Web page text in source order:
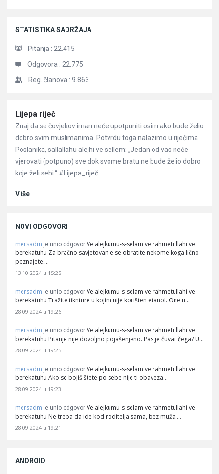
STATISTIKA SADRŽAJA
Pitanja : 22.415
Odgovora : 22.775
Reg. članova : 9.863
Članci
Lijepa riječ
Znaj da se čovjekov iman neće upotpuniti osim ako bude želio
dobro svim muslimanima. Potvrdu toga nalazimo u riječima
Poslanika, sallallahu alejhi ve sellem: „Jedan od vas neće
vjerovati (potpuno) sve dok svome bratu ne bude želio dobro
koje želi sebi.“ #Lijepa_riječ
Više
NOVI ODGOVORI
mersadm je unio odgovor Ve alejkumu-s-selam ve rahmetullahi ve
berekatuhu Za bračno savjetovanje se obratite nekome koga lično
poznajete.…
13.10.2024 u 15:25
mersadm je unio odgovor Ve alejkumu-s-selam ve rahmetullahi ve
berekatuhu Tražite tiknture u kojim nije korišten etanol. One u…
28.09.2024 u 19:26
mersadm je unio odgovor Ve alejkumu-s-selam ve rahmetullahi ve
berekatuhu Pitanje nije dovoljno pojašenjeno. Pas je čuvar čega? U…
28.09.2024 u 19:25
mersadm je unio odgovor Ve alejkumu-s-selam ve rahmetullahi ve
berekatuhu Ako se bojiš štete po sebe nije ti obaveza…
28.09.2024 u 19:23
mersadm je unio odgovor Ve alejkumu-s-selam ve rahmetullahi ve
berekatuhu Ne treba da ide kod roditelja sama, bez muža.…
28.09.2024 u 19:21
ANDROID